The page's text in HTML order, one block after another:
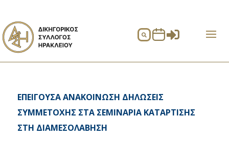
 
ΕΠΕΙΓΟΥΣΑ ΑΝΑΚΟΙΝΩΣΗ ΔΗΛΩΣΕΙΣ
ΣΥΜΜΕΤΟΧΗΣ ΣΤΑ ΣΕΜΙΝΑΡΙΑ ΚΑΤΑΡΤΙΣΗΣ
ΣΤΗ ΔΙΑΜΕΣΟΛΑΒΗΣΗ